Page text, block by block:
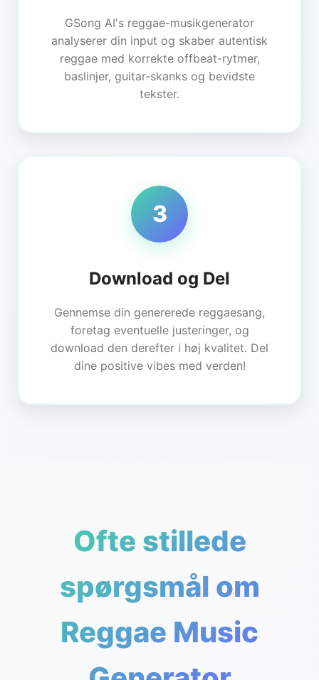
GSong AI's reggae-musikgenerator
analyserer din input og skaber autentisk
reggae med korrekte offbeat-rytmer,
baslinjer, guitar-skanks og bevidste
tekster.
3
Download og Del
Gennemse din genererede reggaesang,
foretag eventuelle justeringer, og
download den derefter i høj kvalitet. Del
dine positive vibes med verden!
Ofte stillede
spørgsmål om
Reggae Music